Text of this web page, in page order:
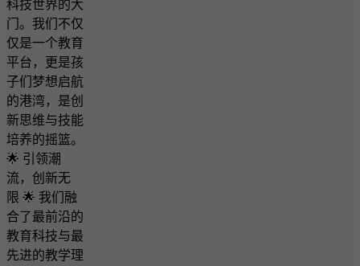
科技世界的大
门。我们不仅
仅是一个教育
平台，更是孩
子们梦想启航
的港湾，是创
新思维与技能
培养的摇篮。
🌟 引领潮
流，创新无
限 🌟 我们融
合了最前沿的
教育科技与最
先进的教学理